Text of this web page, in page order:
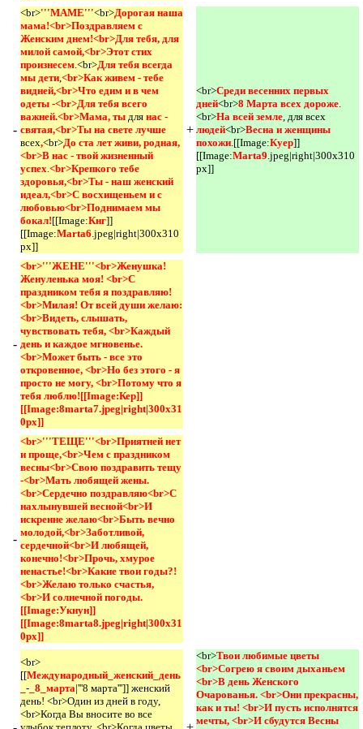
-
<br>'''МАМЕ'''<br>Дорогая наша
мама!<br>Поздравляем с
Женским днем!<br>Для тебя, для
милой самой,<br>Этот стих
произнесем.<br>Для тебя всегда
мы дети,<br>Как живем - тебе
видней,<br>Что едим и в чем
одеты -<br>Для тебя всего
важней.<br>Мама, ты для нас -
всех,<br>До ста лет живи, родная,
<br>В нас - твой жизненный
успех.<br>Крепкого тебе
здоровья,<br>Ты - наш женский
идеал,<br>С восхищеньем и с
любовью<br>Поднимаем мы
бокал![[Image:Кнг]]
[[Image:Marta6.jpeg|right|300x310
px]]
+
<br>Среди весенних первых
дней<br>8 Марта всех дороже.
<br>На всей земле, для всех
людей<br>Весна и женщины
похожи.[[Image:Куер]]
[[Image:Marta9.jpeg|right|300x310
px]]
-
<br>'''ЖЕНЕ'''<br>Женушка!
Женуленька моя! <br>С
праздником тебя я поздравляю!
<br>Милая! От всей души желаю:
<br>Видеть, слышать,
чувствовать тебя, <br>Каждый
день и каждое мгновенье.
<br>Может быть - все это
откровенное, <br>Но без этого - я
просто не могу, <br>Потому что я
тебя люблю![[Image:Кер]]
[[Image:8marta7.jpeg|right|300x31
0px]]
-
<br>'''ТЕЩЕ'''<br>Приятней нет
и проще,<br>Чем с праздником
весны<br>Свою поздравить тещу
-<br>Мать любящей жены.
<br>Сердечно поздравляю<br>С
нахлынувшей весной<br>И
искренне желаю<br>Быть вечно
молодой,<br>Заботливой,
сердечной<br>И любящей,
конечно!<br>Прочь, хмурое
ненастье!<br>Какие твои годы?!
<br>Желаю только счастья,
<br>И солнечной погоды.
[[Image:Укнун]]
[[Image:8marta8.jpeg|right|300x31
0px]]
<br>
[[Международный_женский_день
- _8_марта|'''8 марта''']] женский
день! <br>Один из дней в году,
<br>Когда Вы вносите во все
<br>Твои любимые цветы
<br>Согрею я своим дыханьем
<br>В день Женского
Очарованья. <br>Они прекрасны,
как и ты! <br>И пусть исполнятся
мечты, <br>И сбудутся Весны